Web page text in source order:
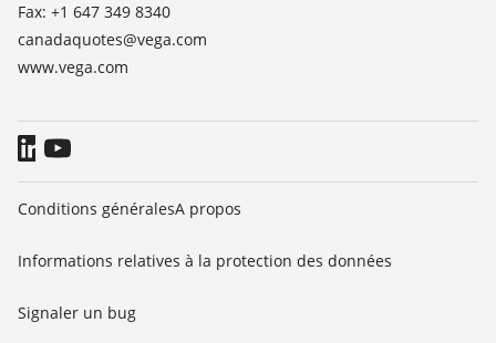
Fax: +1 647 349 8340
canadaquotes@vega.com
www.vega.com
Conditions généralesA propos
Informations relatives à la protection des données
Signaler un bug